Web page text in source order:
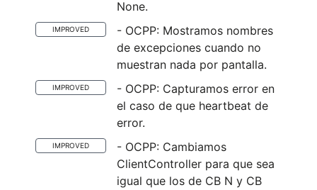
None.
IMPROVED
- OCPP: Mostramos nombres
de excepciones cuando no
muestran nada por pantalla.
IMPROVED
- OCPP: Capturamos error en
el caso de que heartbeat de
error.
IMPROVED
- OCPP: Cambiamos
ClientController para que sea
igual que los de CB N y CB